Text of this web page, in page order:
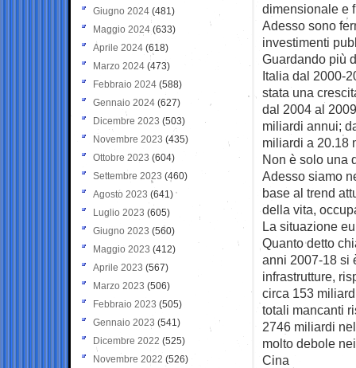
dimensionale e
Adesso sono
investimenti
Guardando più
Italia dal 2000-
stata una
dal 2004 al
miliardi annui;
miliardi a 20.18
Non è solo una
Adesso siamo
base al trend
della vita,
La situazione
Quanto detto
anni 2007-18 si
infrastrutture,
circa 153
totali mancanti
2746 miliardi
molto debole
Cina
Giugno 2024 (481)
Maggio 2024 (633)
Aprile 2024 (618)
Marzo 2024 (473)
Febbraio 2024 (588)
Gennaio 2024 (627)
Dicembre 2023 (503)
Novembre 2023 (435)
Ottobre 2023 (604)
Settembre 2023 (460)
Agosto 2023 (641)
Luglio 2023 (605)
Giugno 2023 (560)
Maggio 2023 (412)
Aprile 2023 (567)
Marzo 2023 (506)
Febbraio 2023 (505)
Gennaio 2023 (541)
Dicembre 2022 (525)
Novembre 2022 (526)